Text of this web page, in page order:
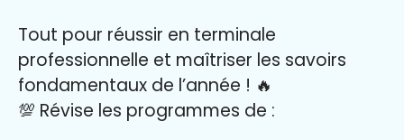
Tout pour réussir en terminale
professionnelle et maîtriser les savoirs
fondamentaux de l’année ! 🔥
💯 Révise les programmes de :